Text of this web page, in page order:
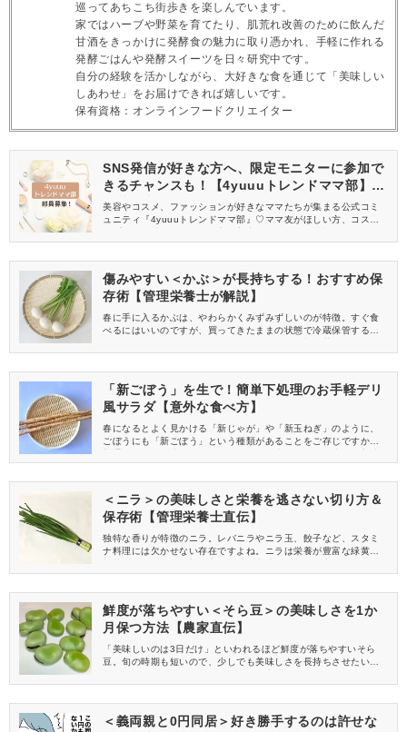
巡ってあちこち街歩きを楽しんでいます。
家ではハーブや野菜を育てたり、肌荒れ改善のために飲んだ
甘酒をきっかけに発酵食の魅力に取り憑かれ、手軽に作れる
発酵ごはんや発酵スイーツを日々研究中です。
自分の経験を活かしながら、大好きな食を通じて「美味しい
しあわせ」をお届けできれば嬉しいです。
保有資格：オンラインフードクリエイター
SNS発信が好きな方へ、限定モニターに参加で
きるチャンスも！【4yuuuトレンドママ部】部
員募集中
美容やコスメ、ファッションが好きなママたちが集まる公式コミ
ュニティ『4yuuuトレンドママ部』♡ママ友がほしい方、コスメサ
信してくれる方を募集しています！
傷みやすい＜かぶ＞が長持ちする！おすすめ保
存術【管理栄養士が解説】
春に手に入るかぶは、やわらかくみずみずしいのが特徴。すぐ食
べるにはいいのですが、買ってきたままの状態で冷蔵保管する
存するのが◎今回は、かぶのおすすめの保存方法を、かぶの栄養と
「新ごぼう」を生で！簡単下処理のお手軽デリ
風サラダ【意外な食べ方】
春になるとよく見かける「新じゃが」や「新玉ねぎ」のように、
ごぼうにも「新ごぼう」という種類があることをご存じですか？
しく味わえるのが特徴です。今回は、新ごぼうの特徴と、すぐに
か味わえない食べ方をぜひ楽しんでみてください！
＜ニラ＞の美味しさと栄養を逃さない切り方＆
保存術【管理栄養士直伝】
独特な香りが特徴のニラ。レバニラやニラ玉、餃子など、スタミ
ナ料理には欠かせない存在ですよね。ニラは栄養が豊富な緑黄色
よ。今回は栄養を逃さないおすすめの切り方と保存方法をご紹介
鮮度が落ちやすい＜そら豆＞の美味しさを1か
月保つ方法【農家直伝】
「美味しいのは3日だけ」といわれるほど鮮度が落ちやすいそら
豆。旬の時期も短いので、少しでも美味しさを長持ちさせたいで
ごと保存、豆だけの保存など、さまざまな方法をご紹介しますの
＜義両親と0円同居＞好き勝手するのは許せな